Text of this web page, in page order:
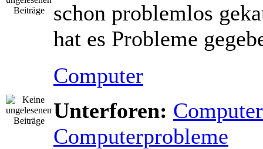
schon problemlos
hat es Probleme
Computer
Unterforen:
Computerprobleme